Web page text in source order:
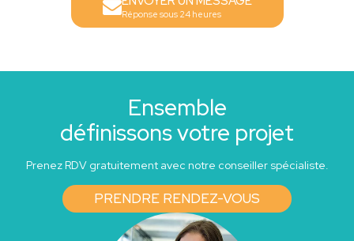
Réponse sous 24 heures
Ensemble
définissons votre projet
Prenez RDV gratuitement avec notre conseiller spécialiste.
PRENDRE RENDEZ-VOUS